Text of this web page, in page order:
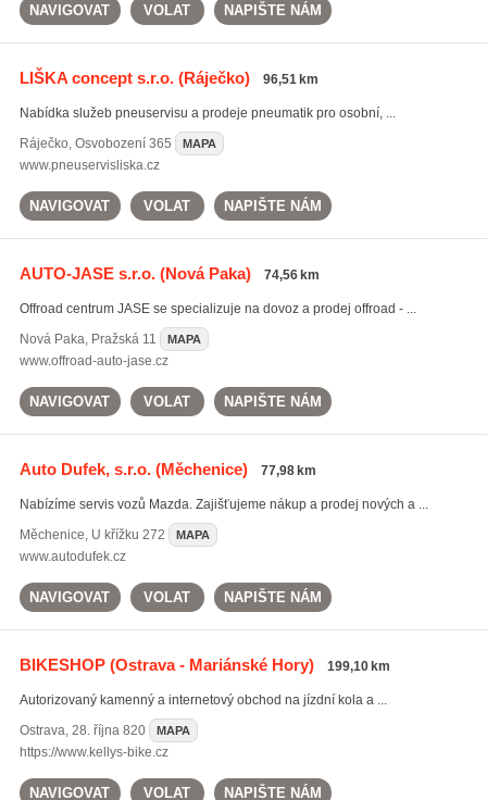
NAVIGOVAT VOLAT NAPIŠTE NÁM
LIŠKA concept s.r.o.(Ráječko) 96,51 km
Nabídka služeb pneuservisu a prodeje pneumatik pro osobní, ...
Ráječko, Osvobození 365 MAPA
www.pneuservisliska.cz
NAVIGOVAT VOLAT NAPIŠTE NÁM
AUTO-JASE s.r.o.(Nová Paka) 74,56 km
Offroad centrum JASE se specializuje na dovoz a prodej offroad - ...
Nová Paka, Pražská 11 MAPA
www.offroad-auto-jase.cz
NAVIGOVAT VOLAT NAPIŠTE NÁM
Auto Dufek, s.r.o.(Měchenice) 77,98 km
Nabízíme servis vozů Mazda. Zajišťujeme nákup a prodej nových a ...
Měchenice, U křížku 272 MAPA
www.autodufek.cz
NAVIGOVAT VOLAT NAPIŠTE NÁM
BIKESHOP(Ostrava - Mariánské Hory) 199,10 km
Autorizovaný kamenný a internetový obchod na jízdní kola a ...
Ostrava, 28. října 820 MAPA
https://www.kellys-bike.cz
NAVIGOVAT VOLAT NAPIŠTE NÁM